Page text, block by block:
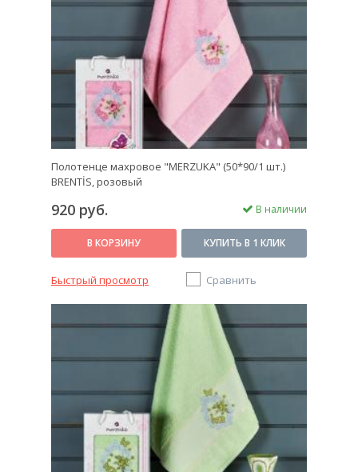
Полотенце махровое "MERZUKA" (50*90/1 шт.)
BRENTİS, розовый
920 руб. В наличии
В КОРЗИНУ КУПИТЬ В 1 КЛИК
Быстрый просмотр Сравнить